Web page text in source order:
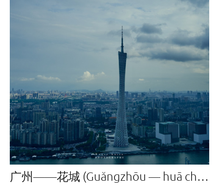
广州——花城 (Guǎngzhōu — huā chéng)